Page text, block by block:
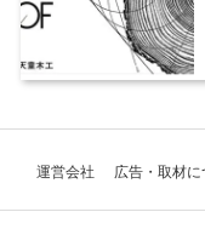
運営会社 広告・取材に